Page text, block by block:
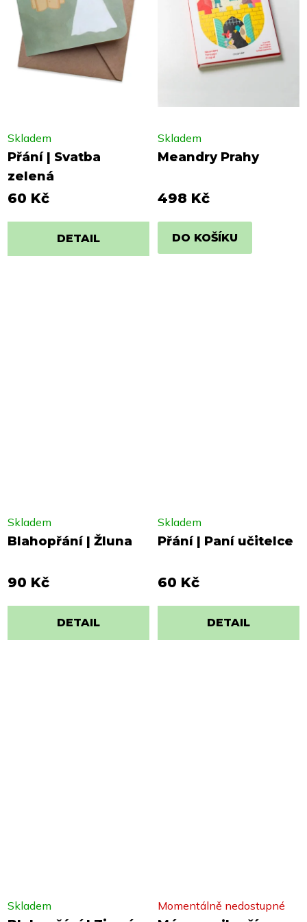
Přání | Svatba
zelená
Skladem
60 Kč
DETAIL
Meandry Prahy
Skladem
498 Kč
DO KOŠÍKU
Blahopřání | Žluna
Skladem
90 Kč
DETAIL
Přání | Paní učitelce
Skladem
60 Kč
DETAIL
Skladem Momentálně nedostupné